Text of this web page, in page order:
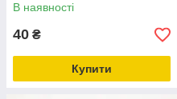
В наявності
40 ₴
Купити